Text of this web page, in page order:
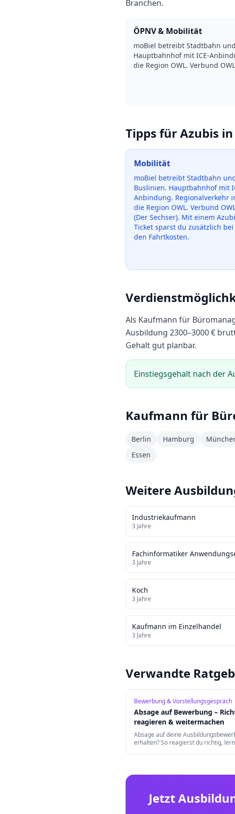
Branchen.
ÖPNV & Mobilität
moBiel betreibt Stadtbahn
Hauptbahnhof mit ICE-
die Region OWL. Verbund
Tipps für Azubis in
Mobilität
moBiel betreibt Stadtbahn
Buslinien. Hauptbahnhof mit
Anbindung. Regionalverkehr
die Region OWL. Verbund
(Der Sechser). Mit einem
Ticket sparst du zusätzlich bei
den Fahrtkosten.
Als Kaufmann für
Ausbildung 2300–3000€
Gehalt gut planbar.
Einstiegsgehalt nach der
Kaufmann für
Berlin Hamburg
Essen
Weitere
Industriekaufmann
3 Jahre
Fachinformatiker
3 Jahre
Koch
3 Jahre
Kaufmann im Einzelhandel
3 Jahre
Verwandte
Bewerbung & Vorstellungsgespräch
Absage auf Bewerbung –
reagieren & weitermachen
Absage auf deine
erhalten? So reagierst du richtig,
Jetzt